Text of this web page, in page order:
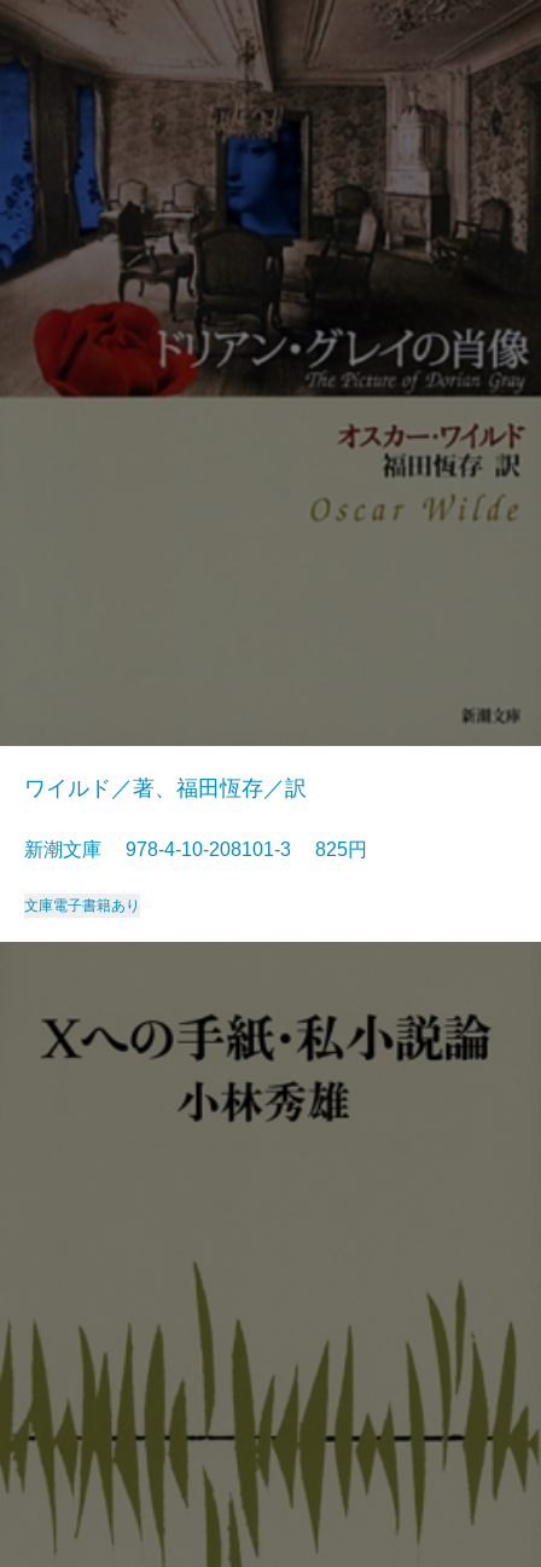
ワイルド／著、福田恆存／訳
新潮文庫 978-4-10-208101-3 825円
文庫電子書籍あり